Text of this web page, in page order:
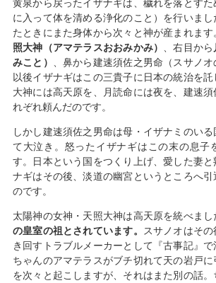
黄泉から戻ったイザナギは、穢れを落とす
に入って体を清める浄化のこと）を行いま
たときにまた身体から次々と神が産まれま
照大神（アマテラスおおみかみ）
、右目から
みこと）
、鼻から建速須佐之男命（スサノオ
以後イザナギはこの三貴子に日本の統治を
大神には高天原を、月読命には夜を、建速
れぞれ頼んだのです。
しかし建速須佐之男命は母・イザナミのい
て大泣き。怒ったイザナギはこの末の息子
す。日本という国をつくり上げ、愛した妻
ナギはその後、淡道の幽宮というところへ
のです。
太陽神の女神・天照大神は高天原を統べまし
の皇室の祖とされています。
スサノオはそ
き回すトラブルメーカーとして『古事記』
ちゃんのアマテラスがブチ切れて天の岩戸
を次々と起こしますが、それはまた別の話